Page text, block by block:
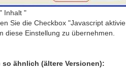
Inhalt "
Sie die Checkbox "Javascript
diese Einstellung zu übernehmen.
ähnlich (ältere Versionen):